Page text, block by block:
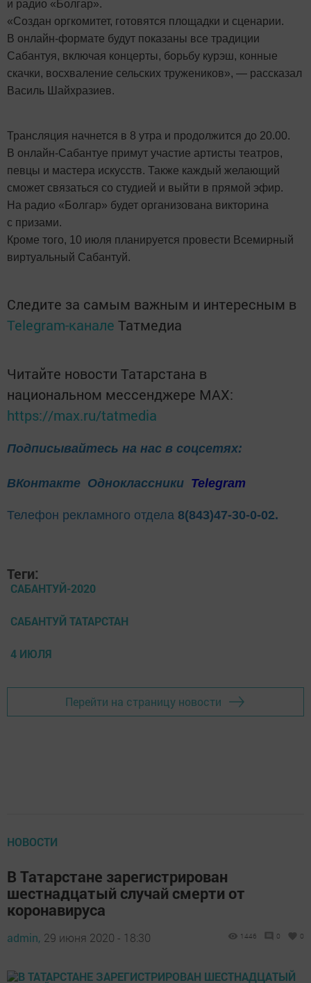
и радио «Болгар».
«Создан оргкомитет, готовятся площадки и сценарии.
В онлайн-формате будут показаны все традиции
Сабантуя, включая концерты, борьбу курэш, конные
скачки, восхваление сельских тружеников», — рассказал
Василь Шайхразиев.
Трансляция начнется в 8 утра и продолжится до 20.00.
В онлайн-Сабантуе примут участие артисты театров,
певцы и мастера искусств. Также каждый желающий
сможет связаться со студией и выйти в прямой эфир.
На радио «Болгар» будет организована викторина
с призами.
Кроме того, 10 июля планируется провести Всемирный
виртуальный Сабантуй.
Следите за самым важным и интересным в
Telegram-канале Татмедиа
Читайте новости Татарстана в
национальном мессенджере MАХ:
https://max.ru/tatmedia
Подписывайтесь на нас в соцсетях:
ВКонтакте Одноклассники Telegram
Телефон рекламного отдела 8(843)47-30-0-02.
Теги:
САБАНТУЙ-2020
САБАНТУЙ ТАТАРСТАН
4 ИЮЛЯ
Перейти на страницу новости
НОВОСТИ
В Татарстане зарегистрирован
шестнадцатый случай смерти от
коронавируса
admin, 29 июня 2020 - 18:30 1446 0 0